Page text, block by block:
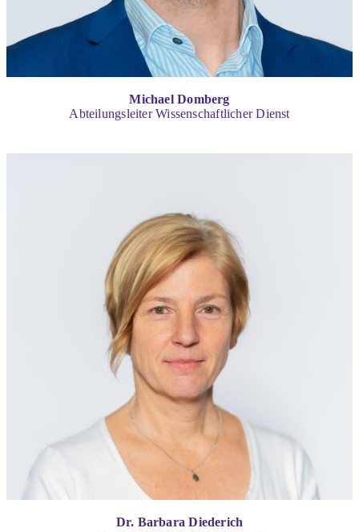
Michael Domberg
Abteilungsleiter Wissenschaftlicher Dienst
Dr. Barbara Diederich